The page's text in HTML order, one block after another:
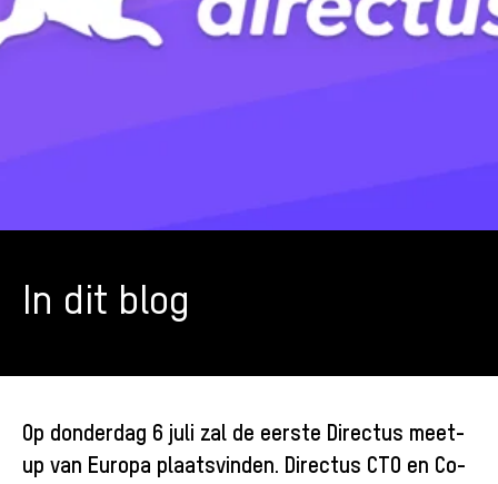
In dit blog
Op donderdag 6 juli zal de eerste Directus meet-
up van Europa plaatsvinden. Directus CTO en Co-